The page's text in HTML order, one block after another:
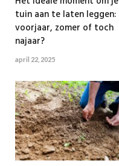
tuin aan te laten leggen:
voorjaar, zomer of toch
najaar?
april 22, 2025